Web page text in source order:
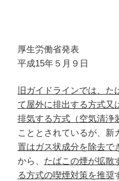
厚生労働省発表
平成15年５月９日
旧ガイドラインでは、
て屋外に排出する方式又
排気する方式（空気清浄
こととされているが、新
置はガス状成分を除去で
から、 たばこの煙が拡散
る方式の喫煙対策を推奨